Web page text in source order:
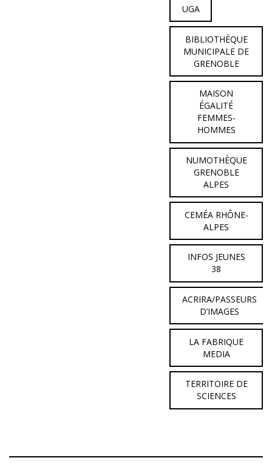
UGA
BIBLIOTHÈQUE
MUNICIPALE DE
GRENOBLE
MAISON
ÉGALITÉ
FEMMES-
HOMMES
NUMOTHÈQUE
GRENOBLE
ALPES
CEMÉA RHÔNE-
ALPES
INFOS JEUNES
38
ACRIRA/PASSEURS
D’IMAGES
LA FABRIQUE
MEDIA
TERRITOIRE DE
SCIENCES